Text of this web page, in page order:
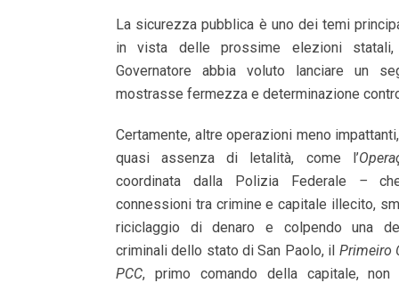
La sicurezza pubblica è uno dei temi
in vista delle prossime elezioni
Governatore abbia voluto lanciare un
mostrasse fermezza e determinazione
Certamente, altre operazioni meno
quasi assenza di letalità, come l’
coordinata dalla Polizia Federale –
connessioni tra crimine e capitale illecito,
riciclaggio di denaro e colpendo una
criminali dello stato di San Paolo, il Primeiro
PCC, primo comando della capitale,